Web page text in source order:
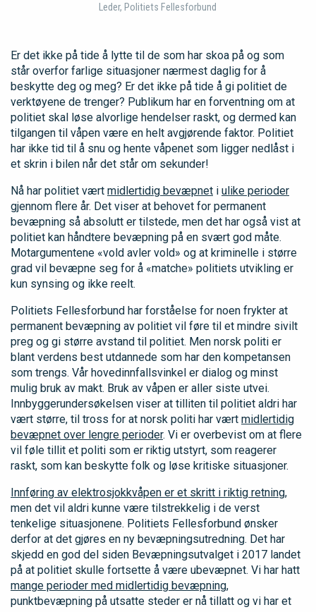
Leder, Politiets Fellesforbund
Er det ikke på tide å lytte til de som har skoa på og som
står overfor farlige situasjoner nærmest daglig for å
beskytte deg og meg? Er det ikke på tide å gi politiet de
verktøyene de trenger? Publikum har en forventning om at
politiet skal løse alvorlige hendelser raskt, og dermed kan
tilgangen til våpen være en helt avgjørende faktor. Politiet
har ikke tid til å snu og hente våpenet som ligger nedlåst i
et skrin i bilen når det står om sekunder!
Nå har politiet vært midlertidig bevæpnet i ulike perioder
gjennom flere år. Det viser at behovet for permanent
bevæpning så absolutt er tilstede, men det har også vist at
politiet kan håndtere bevæpning på en svært god måte.
Motargumentene «vold avler vold» og at kriminelle i større
grad vil bevæpne seg for å «matche» politiets utvikling er
kun synsing og ikke reelt.
Politiets Fellesforbund har forståelse for noen frykter at
permanent bevæpning av politiet vil føre til et mindre sivilt
preg og gi større avstand til politiet. Men norsk politi er
blant verdens best utdannede som har den kompetansen
som trengs. Vår hovedinnfallsvinkel er dialog og minst
mulig bruk av makt. Bruk av våpen er aller siste utvei.
Innbyggerundersøkelsen viser at tilliten til politiet aldri har
vært større, til tross for at norsk politi har vært midlertidig
bevæpnet over lengre perioder. Vi er overbevist om at flere
vil føle tillit et politi som er riktig utstyrt, som reagerer
raskt, som kan beskytte folk og løse kritiske situasjoner.
Innføring av elektrosjokkvåpen er et skritt i riktig retning,
men det vil aldri kunne være tilstrekkelig i de verst
tenkelige situasjonene. Politiets Fellesforbund ønsker
derfor at det gjøres en ny bevæpningsutredning. Det har
skjedd en god del siden Bevæpningsutvalget i 2017 landet
på at politiet skulle fortsette å være ubevæpnet. Vi har hatt
mange perioder med midlertidig bevæpning,
punktbevæpning på utsatte steder er nå tillatt og vi har et